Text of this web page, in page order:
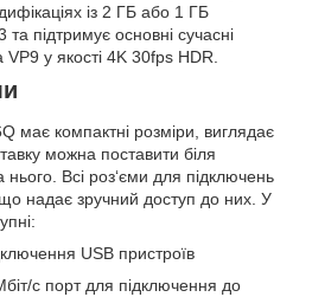
із 2 ГБ або 1 ГБ
та підтримує основні сучасні
у якості 4K 30fps HDR.
має компактні розміри, виглядає
можна поставити біля
нього. Всі роз‘єми для підключень
що надає зручний доступ до них. У
USB пристроїв
с порт для підключення до